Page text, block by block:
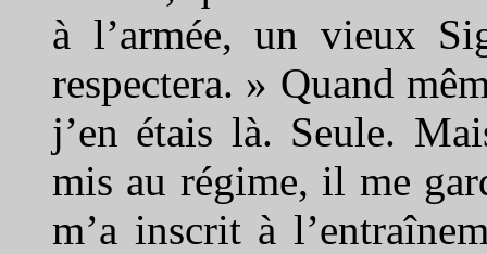
à l’armée, un vieux
respectera. » Quand
j’en étais là. Seule.
mis au régime, il me
m’a inscrit à